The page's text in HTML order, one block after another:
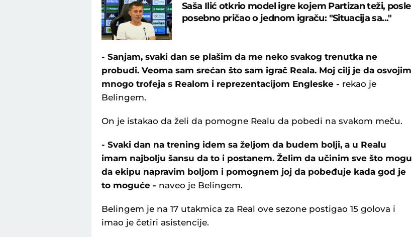
Saša Ilić otkrio model igre kojem Partizan teži, posle
posebno pričao o jednom igraču: "Situacija sa..."
- Sanjam, svaki dan se plašim da me neko svakog trenutka ne
probudi. Veoma sam srećan što sam igrač Reala. Moj cilj je da osvojim
mnogo trofeja s Realom i reprezentacijom Engleske - rekao je
Belingem.
On je istakao da želi da pomogne Realu da pobedi na svakom meču.
- Svaki dan na trening idem sa željom da budem bolji, a u Realu
imam najbolju šansu da to i postanem. Želim da učinim sve što mogu
da ekipu napravim boljom i pomognem joj da pobeđuje kada god je
to moguće - naveo je Belingem.
Belingem je na 17 utakmica za Real ove sezone postigao 15 golova i
imao je četiri asistencije.